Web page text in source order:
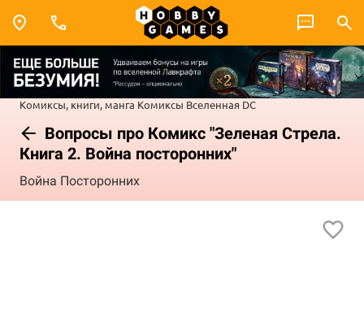
Комиксы, книги, манга Комиксы Вселенная DC
Вопросы про Комикс "Зеленая Стрела.
Книга 2. Война посторонних"
Война Посторонних